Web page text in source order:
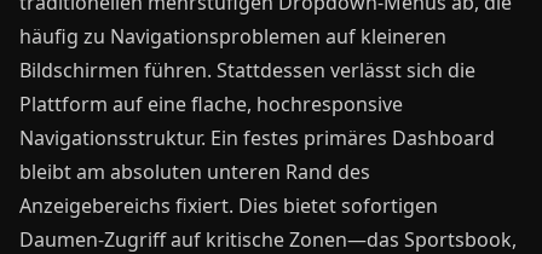
häufig zu Navigationsproblemen auf kleineren
Bildschirmen führen. Stattdessen verlässt sich die
Plattform auf eine flache, hochresponsive
Navigationsstruktur. Ein festes primäres Dashboard
bleibt am absoluten unteren Rand des
Anzeigebereichs fixiert. Dies bietet sofortigen
Daumen-Zugriff auf kritische Zonen—das Sportsbook,